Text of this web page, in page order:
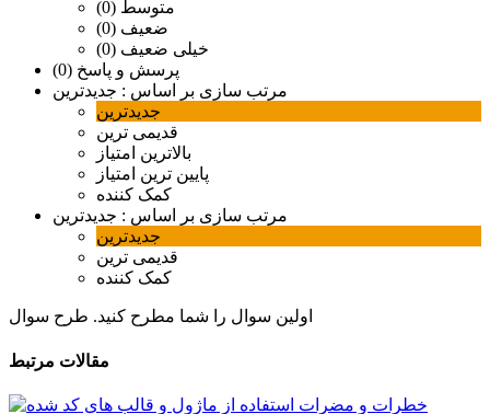
متوسط (0)
ضعیف (0)
خیلی ضعیف (0)
پرسش و پاسخ (0)
مرتب سازی بر اساس : جدیدترین
جدیدترین
قدیمی ترین
بالاترین امتیاز
پایین ترین امتیاز
کمک کننده
مرتب سازی بر اساس : جدیدترین
جدیدترین
قدیمی ترین
کمک کننده
اولین سوال را شما مطرح کنید. طرح سوال
مقالات مرتبط